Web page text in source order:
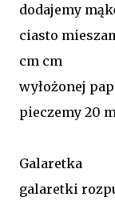
dodajemy
ciasto
cm cm
wyłożonej
pieczemy 20
Galaretka
galaretki